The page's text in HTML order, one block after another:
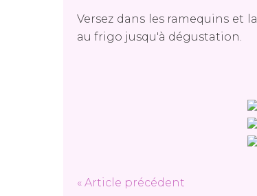
Versez dans les ramequins et
au frigo jusqu'à dégustation.
« Article précédent